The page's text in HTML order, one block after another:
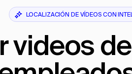
LOCALIZACIÓN DE VÍDEOS CON
videos